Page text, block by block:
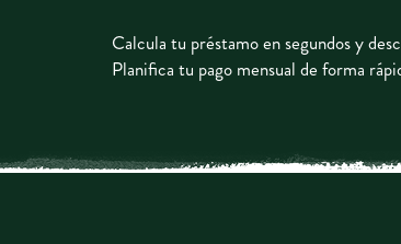
Calcula tu préstamo en segundos y
Planifica tu pago mensual de forma